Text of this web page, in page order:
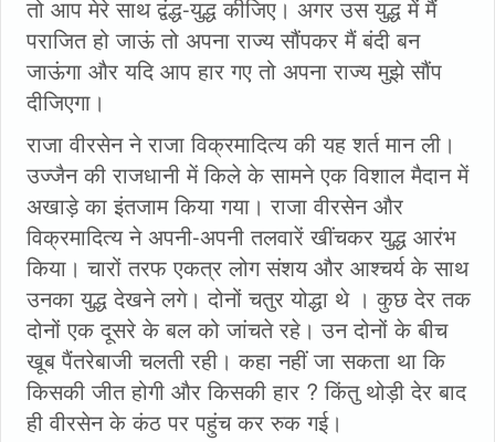
तो आप मेरे साथ द्वंद्ध-युद्ध कीजिए। अगर उस युद्ध में मैं
पराजित हो जाऊं तो अपना राज्य सौंपकर मैं बंदी बन
जाऊंगा और यदि आप हार गए तो अपना राज्य मुझे सौंप
दीजिएगा।
राजा वीरसेन ने राजा विक्रमादित्य की यह शर्त मान ली।
उज्जैन की राजधानी में किले के सामने एक विशाल मैदान में
अखाड़े का इंतजाम किया गया। राजा वीरसेन और
विक्रमादित्य ने अपनी-अपनी तलवारें खींचकर युद्ध आरंभ
किया। चारों तरफ एकत्र लोग संशय और आश्चर्य के साथ
उनका युद्ध देखने लगे। दोनों चतुर योद्धा थे । कुछ देर तक
दोनों एक दूसरे के बल को जांचते रहे। उन दोनों के बीच
खूब पैंतरेबाजी चलती रही। कहा नहीं जा सकता था कि
किसकी जीत होगी और किसकी हार ? किंतु थोड़ी देर बाद
ही वीरसेन के कंठ पर पहुंच कर रुक गई।